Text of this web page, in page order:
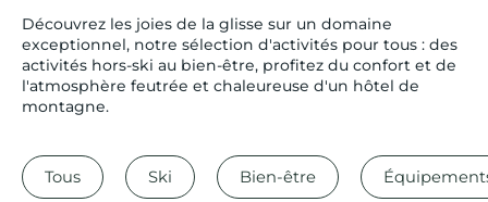
Découvrez les joies de la glisse sur un domaine
exceptionnel, notre sélection d'activités pour tous : des
activités hors-ski au bien-être, profitez du confort et de
l'atmosphère feutrée et chaleureuse d'un hôtel de
montagne.
Tous Ski Bien-être